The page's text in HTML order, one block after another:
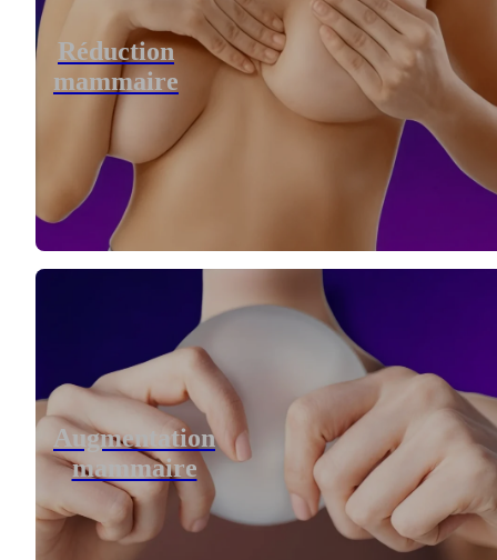
Réduction
mammaire
Augmentation
mammaire